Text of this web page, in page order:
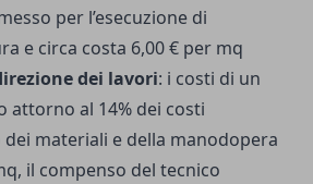
per l’esecuzione di
e circa costa 6,00 € per mq
dei lavori: i costi di un
attorno al 14% dei costi
materiali e della manodopera
il compenso del tecnico